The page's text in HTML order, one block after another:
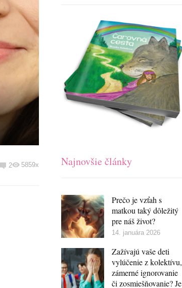
2 5859x Najnovšie články
Prečo je vzťah s
matkou taký dôležitý
pre náš život?
14. januára 2026
Zažívajú vaše deti
vylúčenie z kolektívu,
zámerné ignorovanie
či zosmiešňovanie? Je